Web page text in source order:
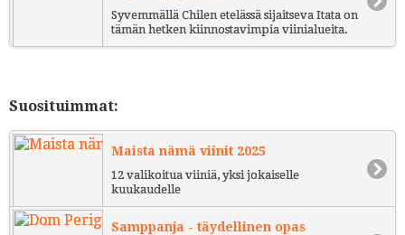
Syvemmällä Chilen etelässä sijaitseva Itata on
tämän hetken kiinnostavimpia viinialueita.
Suosituimmat:
Maista nämä viinit 2025
12 valikoitua viiniä, yksi jokaiselle
kuukaudelle
Samppanja - täydellinen opas